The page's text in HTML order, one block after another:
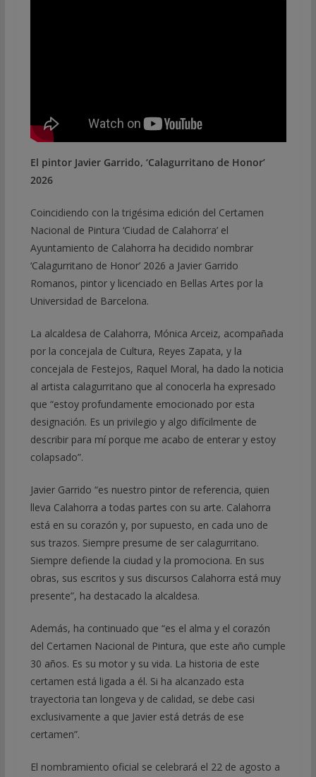
El pintor Javier Garrido, ‘Calagurritano de Honor’
2026
Coincidiendo con la trigésima edición del Certamen
Nacional de Pintura ‘Ciudad de Calahorra’ el
Ayuntamiento de Calahorra ha decidido nombrar
‘Calagurritano de Honor’ 2026 a Javier Garrido
Romanos, pintor y licenciado en Bellas Artes por la
Universidad de Barcelona.
La alcaldesa de Calahorra, Mónica Arceiz, acompañada
por la concejala de Cultura, Reyes Zapata, y la
concejala de Festejos, Raquel Moral, ha dado la noticia
al artista calagurritano que al conocerla ha expresado
que “estoy profundamente emocionado por esta
designación. Es un privilegio y algo difícilmente de
describir para mí porque me acabo de enterar y estoy
colapsado”.
Javier Garrido “es nuestro pintor de referencia, quien
lleva Calahorra a todas partes con su arte. Calahorra
está en su corazón y, por supuesto, en cada uno de
sus trazos. Siempre presume de ser calagurritano.
Siempre defiende la ciudad y la promociona. En sus
obras, sus escritos y sus discursos Calahorra está muy
presente”, ha destacado la alcaldesa.
Además, ha continuado que “es el alma y el corazón
del Certamen Nacional de Pintura, que este año cumple
30 años. Es su motor y su vida. La historia de este
certamen está ligada a él. Si ha alcanzado esta
trayectoria tan longeva y de calidad, se debe casi
exclusivamente a que Javier está detrás de ese
certamen”.
El nombramiento oficial se celebrará el 22 de agosto a